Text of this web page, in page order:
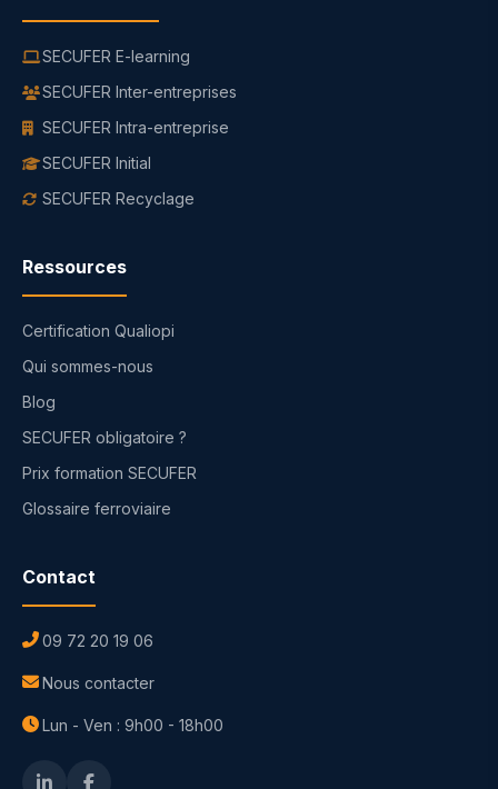
SECUFER E-learning
SECUFER Inter-entreprises
SECUFER Intra-entreprise
SECUFER Initial
SECUFER Recyclage
Ressources
Certification Qualiopi
Qui sommes-nous
Blog
SECUFER obligatoire ?
Prix formation SECUFER
Glossaire ferroviaire
Contact
09 72 20 19 06
Nous contacter
Lun - Ven : 9h00 - 18h00